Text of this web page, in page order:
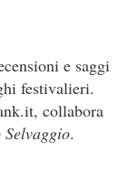
e saggi
festivalieri.
collabora
Selvaggio.